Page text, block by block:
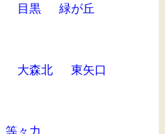
目黒 緑が丘
大森北 東矢口
等々力